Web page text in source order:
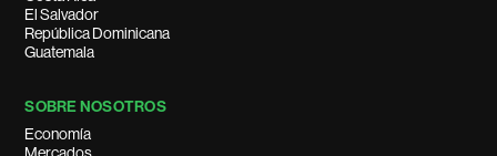
El Salvador
República Dominicana
Guatemala
SOBRE NOSOTROS
Economía